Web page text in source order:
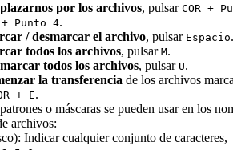
por los archivos, pulsar COR +
+ Punto 4.
/ desmarcar el archivo, pulsar Espacio.
todos los archivos, pulsar M.
todos los archivos, pulsar U.
la transferencia de los archivos
+ E.
o máscaras se pueden usar en los
archivos:
Indicar cualquier conjunto de caracteres,